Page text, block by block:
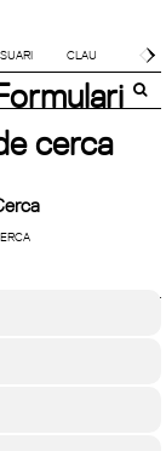
cerca